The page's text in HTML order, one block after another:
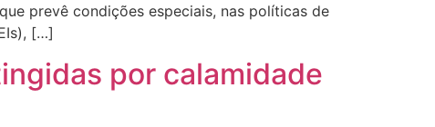
prevê condições especiais, nas políticas de
[…]
por calamidade